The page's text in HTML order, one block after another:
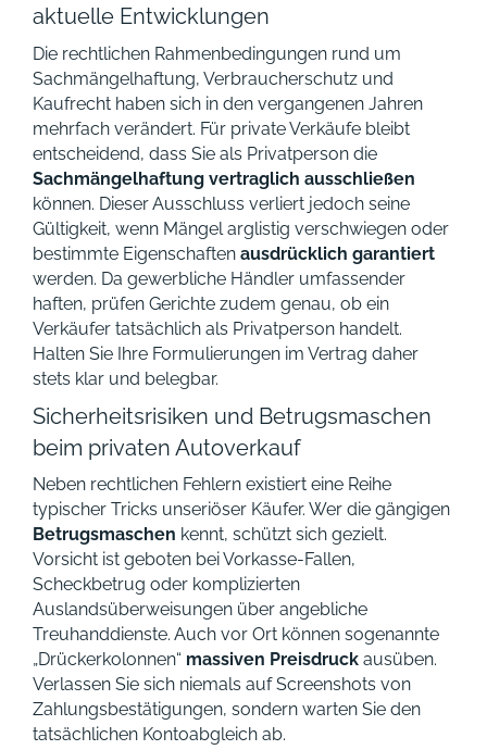
aktuelle Entwicklungen
Die rechtlichen Rahmenbedingungen rund um
Sachmängelhaftung, Verbraucherschutz und
Kaufrecht haben sich in den vergangenen Jahren
mehrfach verändert. Für private Verkäufe bleibt
entscheidend, dass Sie als Privatperson die
Sachmängelhaftung vertraglich ausschließen
können. Dieser Ausschluss verliert jedoch seine
Gültigkeit, wenn Mängel arglistig verschwiegen oder
bestimmte Eigenschaften ausdrücklich garantiert
werden. Da gewerbliche Händler umfassender
haften, prüfen Gerichte zudem genau, ob ein
Verkäufer tatsächlich als Privatperson handelt.
Halten Sie Ihre Formulierungen im Vertrag daher
stets klar und belegbar.
Sicherheitsrisiken und Betrugsmaschen
beim privaten Autoverkauf
Neben rechtlichen Fehlern existiert eine Reihe
typischer Tricks unseriöser Käufer. Wer die gängigen
Betrugsmaschen kennt, schützt sich gezielt.
Vorsicht ist geboten bei Vorkasse-Fallen,
Scheckbetrug oder komplizierten
Auslandsüberweisungen über angebliche
Treuhanddienste. Auch vor Ort können sogenannte
„Drückerkolonnen“ massiven Preisdruck ausüben.
Verlassen Sie sich niemals auf Screenshots von
Zahlungsbestätigungen, sondern warten Sie den
tatsächlichen Kontoabgleich ab.